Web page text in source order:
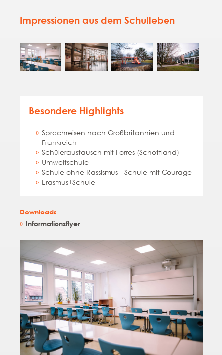
Impressionen aus dem Schulleben
Besondere Highlights
Sprachreisen nach Großbritannien und
Frankreich
Schüleraustausch mit Forres (Schottland)
Umweltschule
Schule ohne Rassismus - Schule mit Courage
Erasmus+Schule
Downloads
Informationsflyer